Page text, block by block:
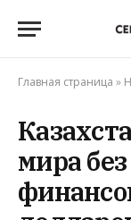
Главная страница »
мира